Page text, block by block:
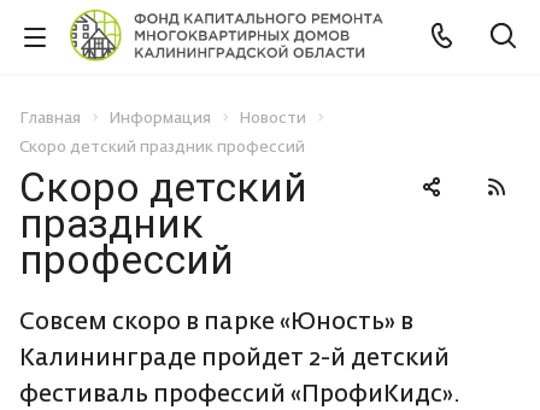
Главная Информация
Новости
Скоро детский праздник профессий
Скоро детский
праздник
профессий
Совсем скоро в парке «Юность» в
Калининграде пройдет 2-й детский
фестиваль профессий «ПрофиКидс».